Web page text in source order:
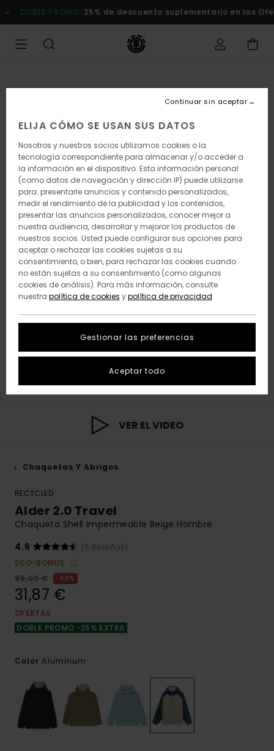
la
DOBLE PROMO 25% de descuento suplementario en las
VER EL VIDEO
Chaquetas Y Abrigos
RECYCLED
Alder 2.0 Travel
Chaqueta Shell Impermeable Beige Hombre
4.6
(5 Reseñas)
ECO-BONUS
85,00 €
63%
31,87 €
OFERTAS
DOBLE PROMO -25% EXTRA
Color Aluminum
ELIJA CÓMO SE USAN SUS DATOS
Nosotros y nuestros socios utilizamos cookies o la
tecnología correspondiente para almacenar y/o acceder a
la información en el dispositivo. Esta información personal
(como datos de navegación y dirección IP) puede utilizarse
para: presentarle anuncios y contenido personalizados,
medir el rendimiento de la publicidad y los contenidos,
presentar las anuncios personalizados, conocer mejor a
nuestra audiencia, desarrollar y mejorar los productos de
nuestros socios. Usted puede configurar sus opciones para
aceptar o rechazar las cookies sujetas a su
consentimiento, o bien, para rechazar las cookies cuando
no están sujetas a su consentimiento (como algunas
cookies de análisis). Para más información, consulte
nuestra política de cookies ypolítica de privacidad
Gestionar las preferencias
Continuar sin aceptar
Aceptar todo